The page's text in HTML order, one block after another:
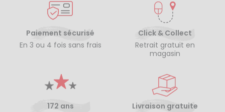
Paiement sécurisé
En 3 ou 4 fois sans frais
Click & Collect
Retrait gratuit en
magasin
172 ans
Livraison gratuite